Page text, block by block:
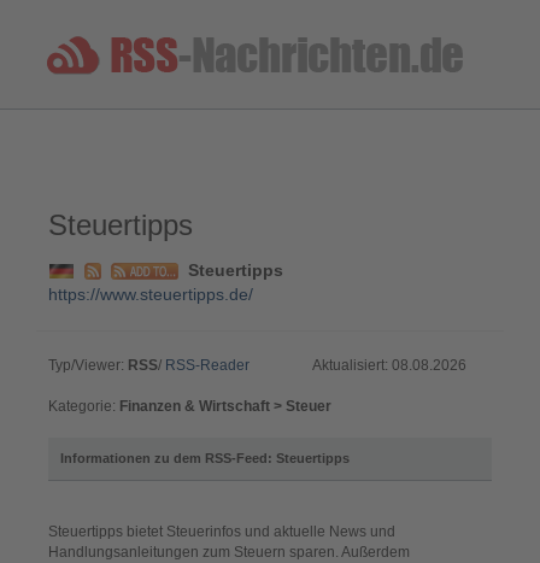
Steuertipps
Steuertipps
https://www.steuertipps.de/
Typ/Viewer: RSS/ RSS-Reader Aktualisiert: 08.08.2026
Kategorie: Finanzen & Wirtschaft > Steuer
Informationen zu dem RSS-Feed: Steuertipps
Steuertipps bietet Steuerinfos und aktuelle News und
Handlungsanleitungen zum Steuern sparen. Außerdem